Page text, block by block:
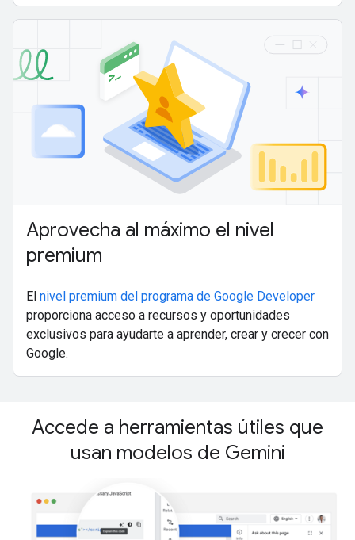
Aprovecha al máximo el nivel
premium
El nivel premium del programa de Google Developer
proporciona acceso a recursos y oportunidades
exclusivos para ayudarte a aprender, crear y crecer con
Google.
Accede a herramientas útiles que
usan modelos de Gemini